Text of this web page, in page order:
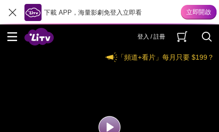
下載 APP，海量影劇免登入立即看
登入 / 註冊
「頻道+看片」每月只要 $199？